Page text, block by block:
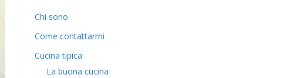
Chi sono
Come contattarmi
Cucina tipica
La buona cucina